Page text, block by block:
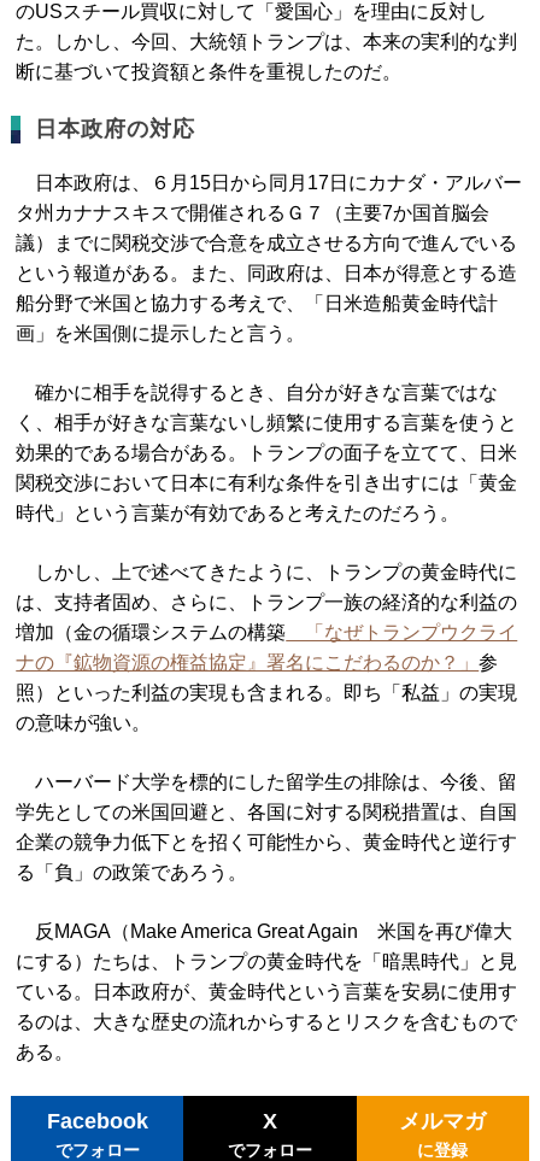
のUSスチール買収に対して「愛国心」を理由に反対し
た。しかし、今回、大統領トランプは、本来の実利的な判
断に基づいて投資額と条件を重視したのだ。
日本政府の対応
日本政府は、６月15日から同月17日にカナダ・アルバー
タ州カナナスキスで開催されるＧ７（主要7か国首脳会
議）までに関税交渉で合意を成立させる方向で進んでいる
という報道がある。また、同政府は、日本が得意とする造
船分野で米国と協力する考えで、「日米造船黄金時代計
画」を米国側に提示したと言う。
確かに相手を説得するとき、自分が好きな言葉ではな
く、相手が好きな言葉ないし頻繁に使用する言葉を使うと
効果的である場合がある。トランプの面子を立てて、日米
関税交渉において日本に有利な条件を引き出すには「黄金
時代」という言葉が有効であると考えたのだろう。
しかし、上で述べてきたように、トランプの黄金時代に
は、支持者固め、さらに、トランプ一族の経済的な利益の
増加（金の循環システムの構築 「なぜトランプウクライ
ナの『鉱物資源の権益協定』署名にこだわるのか？」参
照）といった利益の実現も含まれる。即ち「私益」の実現
の意味が強い。
ハーバード大学を標的にした留学生の排除は、今後、留
学先としての米国回避と、各国に対する関税措置は、自国
企業の競争力低下とを招く可能性から、黄金時代と逆行す
る「負」の政策であろう。
反MAGA（Make America Great Again 米国を再び偉大
にする）たちは、トランプの黄金時代を「暗黒時代」と見
ている。日本政府が、黄金時代という言葉を安易に使用す
るのは、大きな歴史の流れからするとリスクを含むもので
ある。
Facebook
でフォロー
X
でフォロー
メルマガ
に登録